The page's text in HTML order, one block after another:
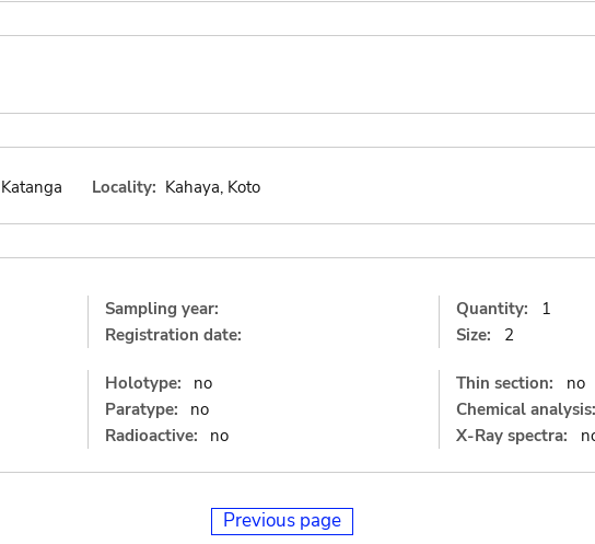
Katanga Locality: Kahaya, Koto
Sampling year:
Registration date:
Quantity:
1
Size:
2
Holotype:
no
Paratype:
no
Radioactive:
no
Thin section:
no
Chemical analysis:
X-Ray spectra:
Previous page